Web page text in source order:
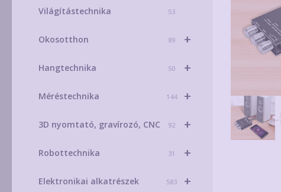
Világítástechnika 53
+
Okosotthon 89
+
Hangtechnika 50
+
Méréstechnika 144
+
3D nyomtató, gravírozó, CNC 92
+
Robottechnika 31
+
Elektronikai alkatrészek 583